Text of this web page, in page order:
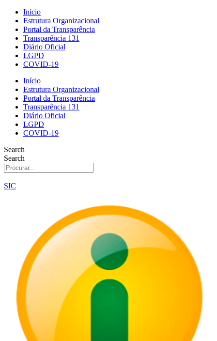
para
conteúdo
Início
Estrutura Organizacional
Portal da Transparência
Transparência 131
Diário Oficial
LGPD
COVID-19
Início
Estrutura Organizacional
Portal da Transparência
Transparência 131
Diário Oficial
LGPD
COVID-19
Search
Search
SIC